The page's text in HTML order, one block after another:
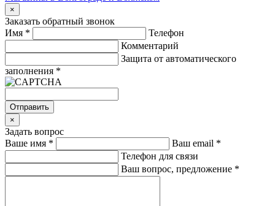
×
Заказать обратный звонок
Имя *
Телефон
Комментарий
Защита от автоматического
заполнения *
Отправить
×
Задать вопрос
Ваше имя * Ваш email *
Телефон для связи
Ваш вопрос, предложение *